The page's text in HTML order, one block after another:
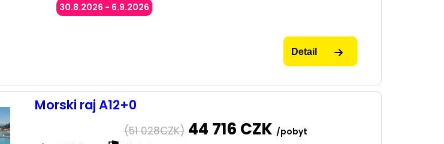
30.8.2026 - 6.9.2026
Detail
Morski raj A12+0
(51 028CZK) 44 716 CZK /pobyt